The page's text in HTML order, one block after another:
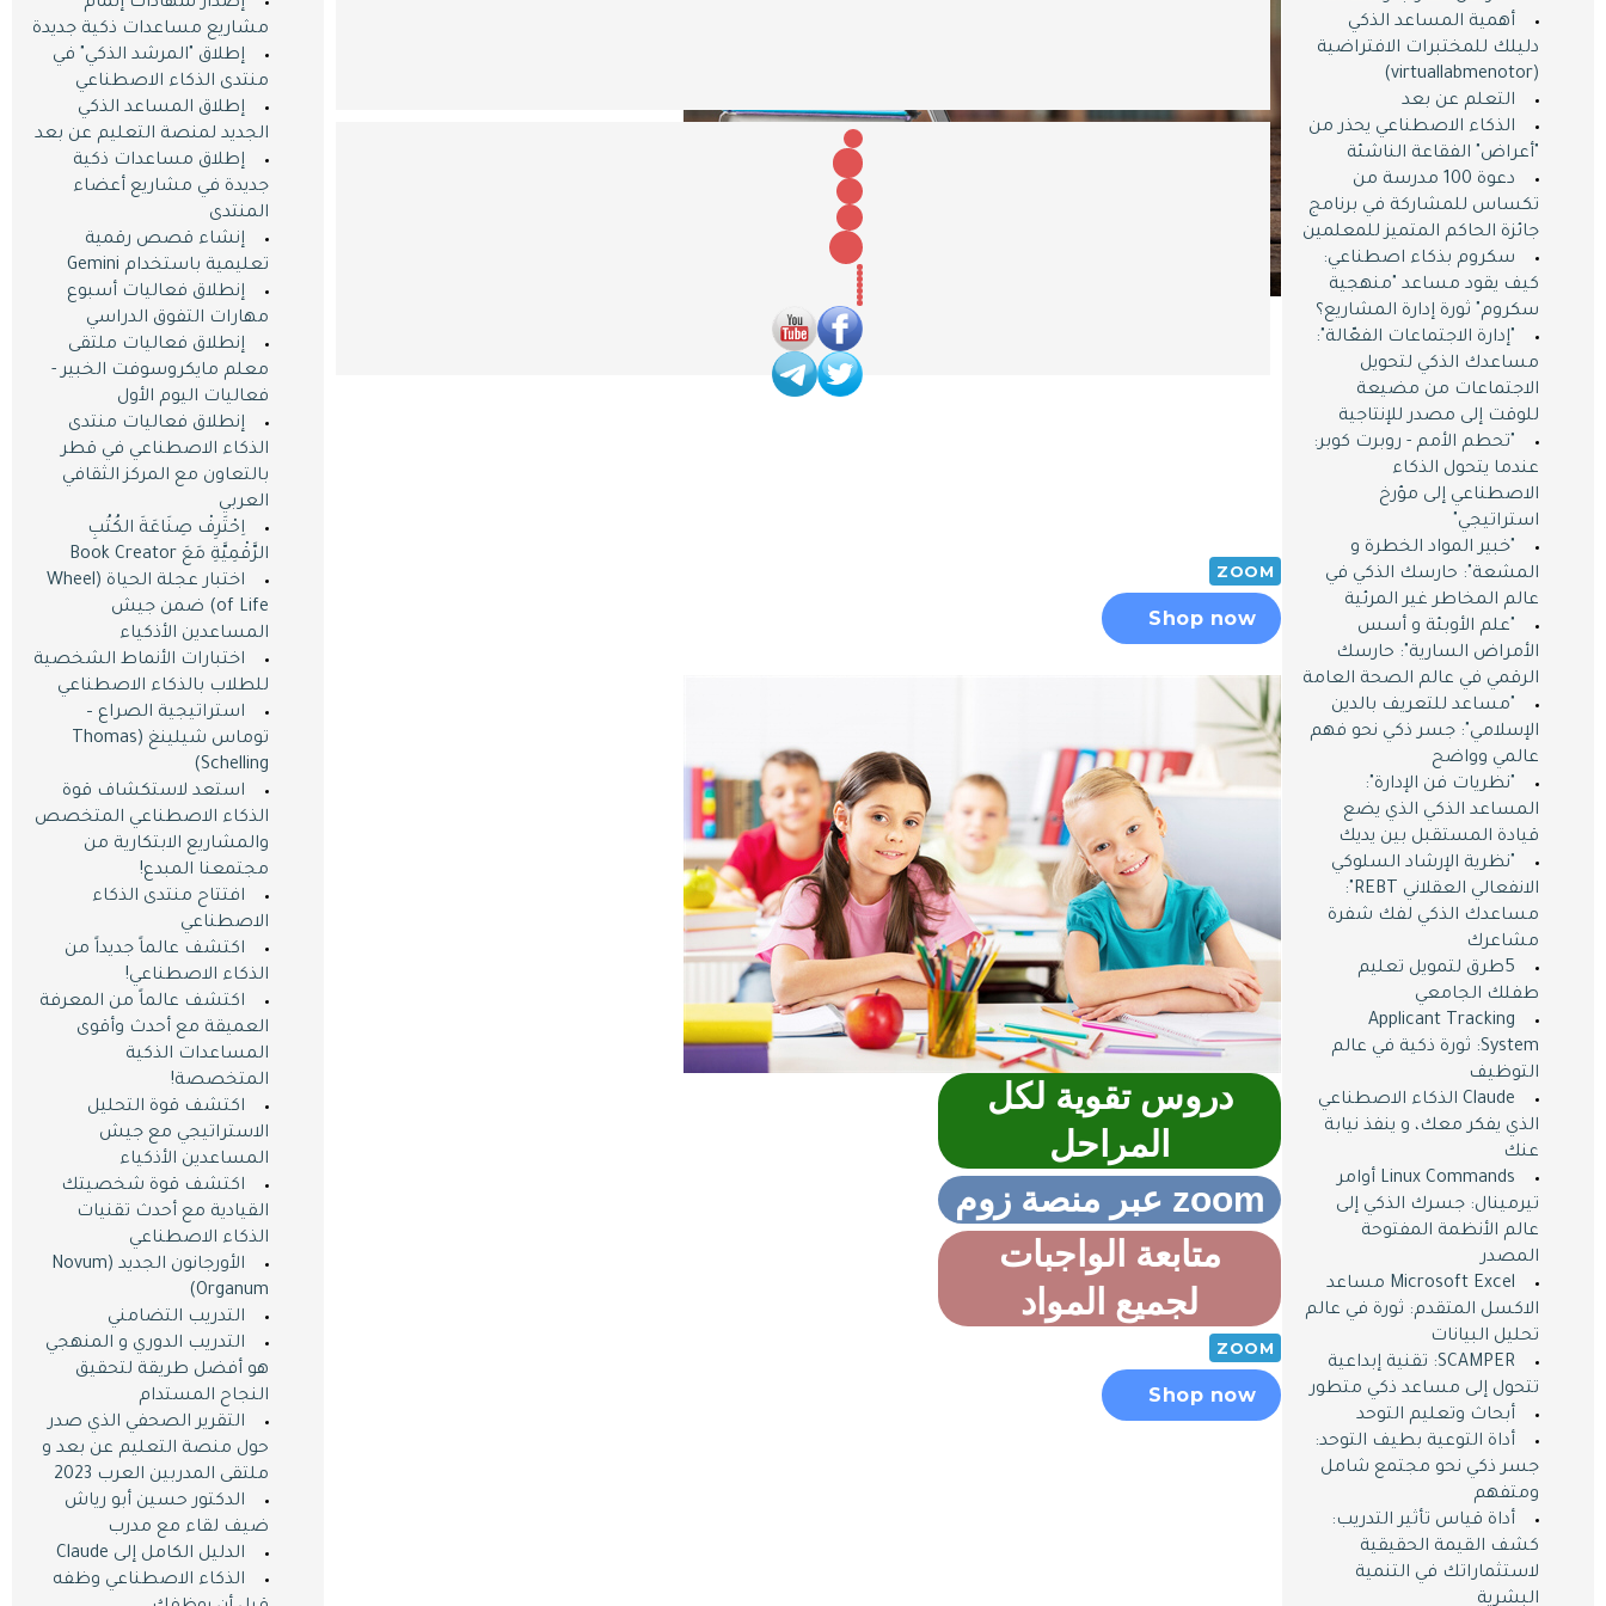
ZOOM
Shop now
دروس تقوية لكل
المراحل
zoom عبر منصة زوم
متابعة الواجبات
لجميع المواد
ZOOM
Shop now
أهمية المساعد الذكي
دليلك للمختبرات الافتراضية
(virtuallabmenotor)
التعلم عن بعد
الذكاء الاصطناعي يحذر من
"أعراض" الفقاعة الناشئة
دعوة 100 مدرسة من
تكساس للمشاركة في برنامج
جائزة الحاكم المتميز للمعلمين
سكروم بذكاء اصطناعي:
كيف يقود مساعد "منهجية
سكروم" ثورة إدارة المشاريع؟
"إدارة الاجتماعات الفعّالة":
مساعدك الذكي لتحويل
الاجتماعات من مضيعة
للوقت إلى مصدر للإنتاجية
"تحطم الأمم - روبرت كوبر:
عندما يتحول الذكاء
الاصطناعي إلى مؤرخ
استراتيجي"
"خبير المواد الخطرة و
المشعة": حارسك الذكي في
عالم المخاطر غير المرئية
"علم الأوبئة و أسس
الأمراض السارية": حارسك
الرقمي في عالم الصحة العامة
"مساعد للتعريف بالدين
الإسلامي": جسر ذكي نحو فهم
عالمي وواضح
"نظريات فن الإدارة":
المساعد الذكي الذي يضع
قيادة المستقبل بين يديك
"نظرية الإرشاد السلوكي
الانفعالي العقلاني REBT":
مساعدك الذكي لفك شفرة
مشاعرك
5طرق لتمويل تعليم
طفلك الجامعي
Applicant Tracking
System: ثورة ذكية في عالم
التوظيف
Claude الذكاء الاصطناعي
الذي يفكر معك، و ينفذ نيابة
عنك
Linux Commands أوامر
تيرمينال: جسرك الذكي إلى
عالم الأنظمة المفتوحة
المصدر
Microsoft Excel مساعد
الاكسل المتقدم: ثورة في عالم
تحليل البيانات
SCAMPER: تقنية إبداعية
تتحول إلى مساعد ذكي متطور
أبحاث وتعليم التوحد
أداة التوعية بطيف التوحد:
جسر ذكي نحو مجتمع شامل
ومتفهم
أداة قياس تأثير التدريب:
كشف القيمة الحقيقية
لاستثماراتك في التنمية
البشرية
مشاريع مساعدات ذكية جديدة
إطلاق "المرشد الذكي" في
منتدى الذكاء الاصطناعي
إطلاق المساعد الذكي
الجديد لمنصة التعليم عن بعد
إطلاق مساعدات ذكية
جديدة في مشاريع أعضاء
المنتدى
إنشاء قصص رقمية
تعليمية باستخدام Gemini
إنطلاق فعاليات أسبوع
مهارات التفوق الدراسي
إنطلاق فعاليات ملتقى
معلم مايكروسوفت الخبير -
فعاليات اليوم اﻷول
إنطلاق فعاليات منتدى
الذكاء الاصطناعي في قطر
بالتعاون مع المركز الثقافي
العربي
اِحْتَرِفْ صِنَاعَةَ الكُتُبِ
الرَّقْمِيَّةِ مَعَ Book Creator
اختبار عجلة الحياة (Wheel
of Life) ضمن جيش
المساعدين اﻷذكياء
اختبارات اﻷنماط الشخصية
للطلاب بالذكاء الاصطناعي
استراتيجية الصراع –
توماس شيلينغ (Thomas
Schelling)
استعد لاستكشاف قوة
الذكاء الاصطناعي المتخصص
والمشاريع الابتكارية من
مجتمعنا المبدع!
افتتاح منتدى الذكاء
الاصطناعي
اكتشف عالماً جديداً من
الذكاء الاصطناعي!
اكتشف عالماً من المعرفة
العميقة مع أحدث وأقوى
المساعدات الذكية
المتخصصة!
اكتشف قوة التحليل
الاستراتيجي مع جيش
المساعدين الأذكياء
اكتشف قوة شخصيتك
القيادية مع أحدث تقنيات
الذكاء الاصطناعي
الأورجانون الجديد (Novum
Organum)
التدريب التضامني
التدريب الدوري و المنهجي
هو أفضل طريقة لتحقيق
النجاح المستدام
التقرير الصحفي الذي صدر
حول منصة التعليم عن بعد و
ملتقى المدربين العرب 2023
الدكتور حسين أبو رياش
ضيف لقاء مع مدرب
الدليل الكامل إلى Claude
الذكاء الاصطناعي وظفه